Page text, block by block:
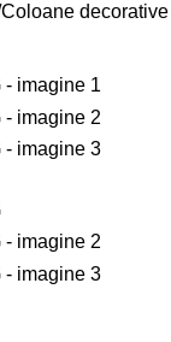
Coloane